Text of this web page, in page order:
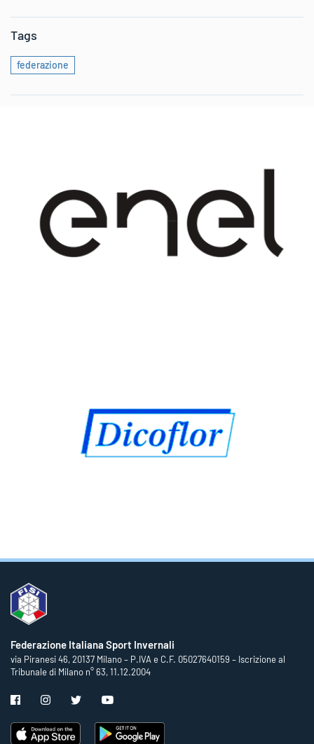
Tags
federazione
Federazione Italiana Sport Invernali
via Piranesi 46, 20137 Milano – P.IVA e C.F. 05027640159 – Iscrizione al
Tribunale di Milano n° 63, 11.12.2004